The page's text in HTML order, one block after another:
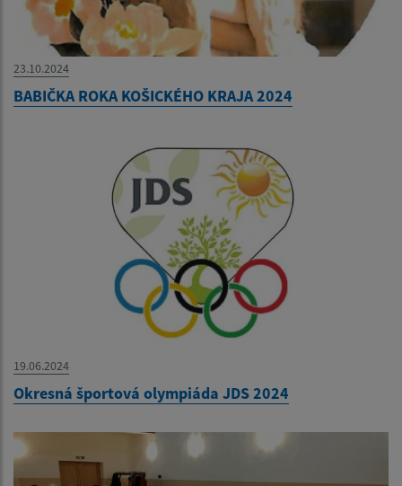
23.10.2024
BABIČKA ROKA KOŠICKÉHO KRAJA 2024
19.06.2024
Okresná športová olympiáda JDS 2024